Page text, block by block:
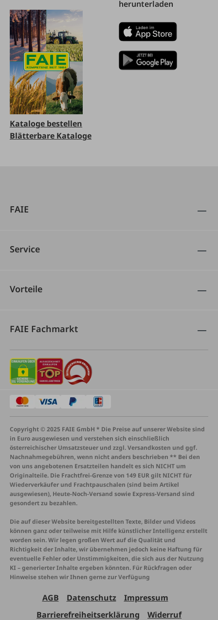
Kataloge bestellen
Blätterbare Kataloge
herunterladen
FAIE
Service
Vorteile
FAIE Fachmarkt
Copyright © 2025 FAIE GmbH * Die Preise auf unserer Website sind
in Euro ausgewiesen und verstehen sich einschließlich
österreichischer Umsatzsteuer und zzgl. Versandkosten und ggf.
Nachnahmegebühren, wenn nicht anders beschrieben ** Bei den
von uns angebotenen Ersatzteilen handelt es sich NICHT um
Originalteile. Die Frachtfrei-Grenze von 149 EUR gilt NICHT für
Wiederverkäufer und Frachtpauschalen (sind beim Artikel
ausgewiesen), Heute-Noch-Versand sowie Express-Versand sind
gesondert zu bezahlen.
Die auf dieser Website bereitgestellten Texte, Bilder und Videos
können ganz oder teilweise mit Hilfe künstlicher Intelligenz erstellt
worden sein. Wir legen großen Wert auf die Qualität und
Richtigkeit der Inhalte, wir übernehmen jedoch keine Haftung für
eventuelle Fehler oder Unstimmigkeiten, die sich aus der Nutzung
KI – generierter Inhalte ergeben könnten. Für Rückfragen oder
Hinweise stehen wir Ihnen gerne zur Verfügung
AGB Datenschutz
Impressum
Barrierefreiheitserklärung
Widerruf